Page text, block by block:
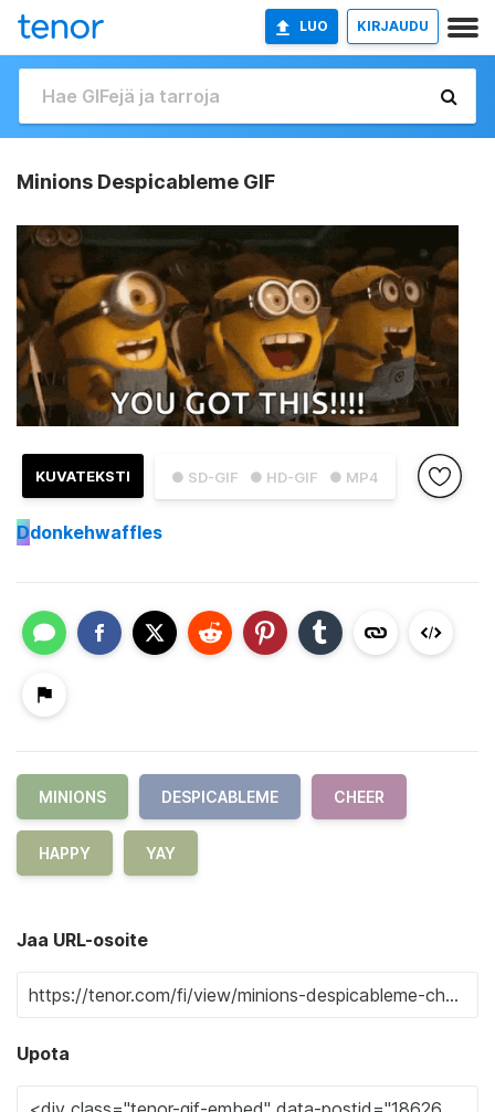
LUO KIRJAUDU
Minions Despicableme GIF
● SD-GIF ● HD-GIF ● MP4
KUVATEKSTI
Ddonkehwaffles
MINIONS DESPICABLEME CHEER
HAPPY YAY
Jaa URL-osoite
Upota